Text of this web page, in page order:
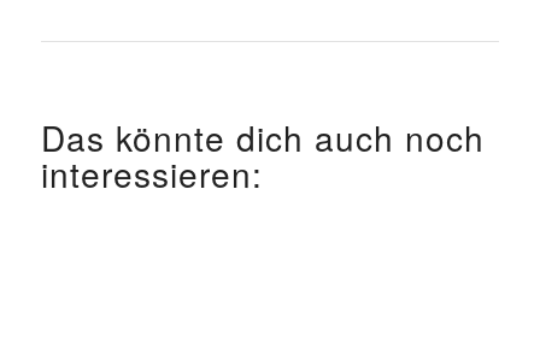
Das könnte dich auch noch
interessieren: